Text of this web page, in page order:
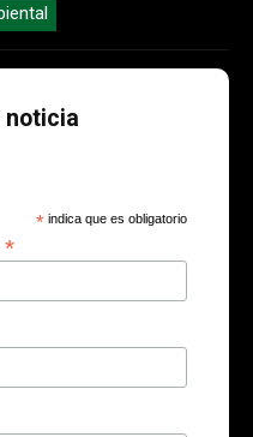
noticia
* indica que es obligatorio
*